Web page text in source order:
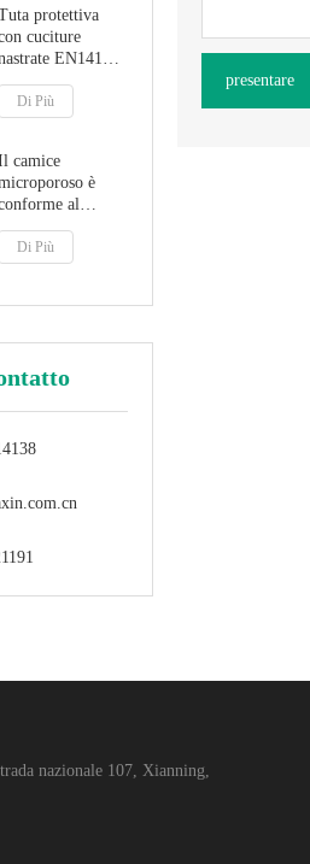
protettiva
cuciture
EN14126
TYPE4B/5B/6B
Di Più
camice
è
al
sui dispositivi
medici (UE)
Di Più
presentare
nazionale 107, Xianning,